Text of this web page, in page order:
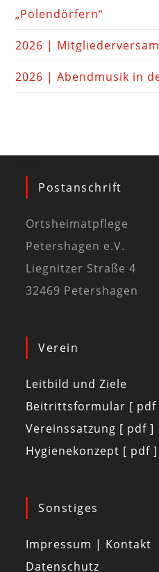
„Polendörfern“
2026 |
2026 | Abendmusik in
Postanschrift
Ortsheimatpflege
Petershagen e.V.
Liegnitzer Straße 4
32469 Petershagen
Verein
Leitbild und Ziele
Beitrittsformular [ pdf
Vereinssatzung [ pdf ]
Hygienekonzept [ pdf ]
Sonstiges
Impressum | Kontakt
Datenschutz